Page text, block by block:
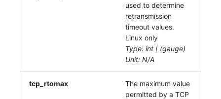
used to determine
retransmission
timeout values.
Linux only
Type: int | (gauge)
Unit: N/A
tcp_rtomax
The maximum value
permitted by a TCP